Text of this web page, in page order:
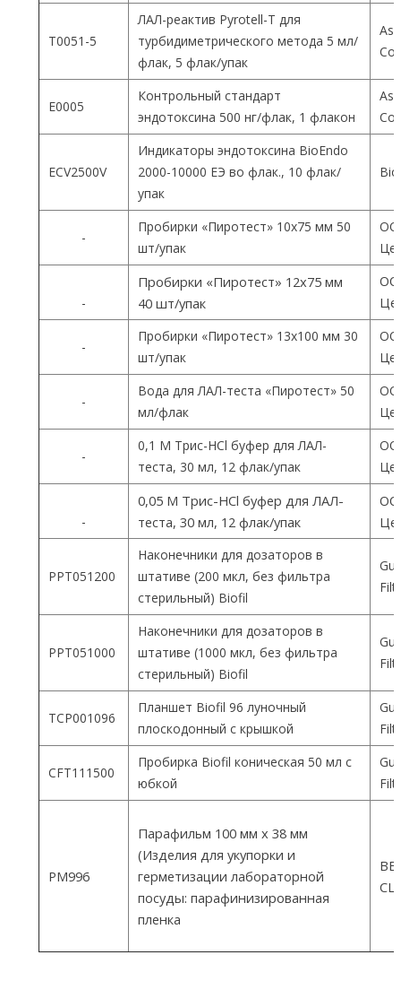
T0051-5
ЛАЛ-реактив Pyrotell-T для
турбидиметрического метода 5 мл/
флак, 5 флак/упак
E0005
Контрольный стандарт
эндотоксина 500 нг/флак, 1 флакон
ECV2500V
Индикаторы эндотоксина BioEndo
2000-10000 ЕЭ во флак., 10 флак/
упак
-
Пробирки «Пиротест» 10х75 мм 50
шт/упак
-
Пробирки «Пиротест» 12х75 мм
40 шт/упак
-
Пробирки «Пиротест» 13х100 мм 30
шт/упак
-
Вода для ЛАЛ-теста «Пиротест» 50
мл/флак
-
0,1 М Трис-HCl буфер для ЛАЛ-
теста, 30 мл, 12 флак/упак
-
0,05 М Трис-HCl буфер для ЛАЛ-
теста, 30 мл, 12 флак/упак
PPT051200
Наконечники для дозаторов в
штативе (200 мкл, без фильтра
стерильный) Biofil
PPT051000
Наконечники для дозаторов в
штативе (1000 мкл, без фильтра
стерильный) Biofil
TCP001096
Планшет Biofil 96 луночный
плоскодонный с крышкой
CFT111500
Пробирка Biofil коническая 50 мл с
юбкой
PM996
Парафильм 100 мм х 38 мм
(Изделия для укупорки и
герметизации лабораторной
посуды: парафинизированная
пленка